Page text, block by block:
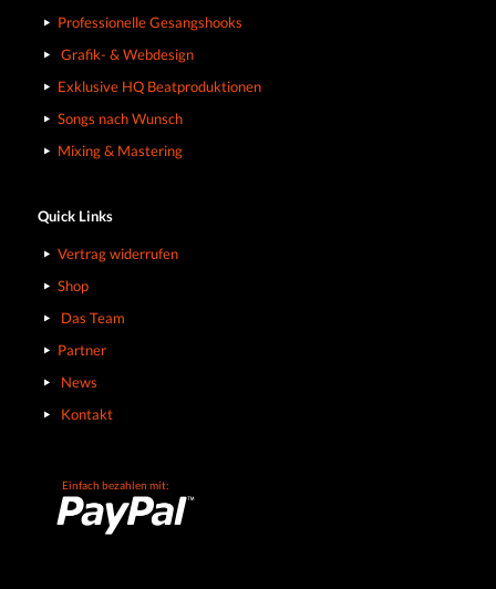
Professionelle Gesangshooks
Grafik- & Webdesign
Exklusive HQ Beatproduktionen
Songs nach Wunsch
Mixing & Mastering
Quick Links
Vertrag widerrufen
Shop
Das Team
Partner
News
Kontakt
Einfach bezahlen mit: